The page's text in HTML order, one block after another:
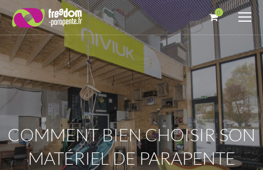
0
COMMENT BIEN CHOISIR SON
MATÉRIEL DE PARAPENTE
Panneau de gestion des cookies